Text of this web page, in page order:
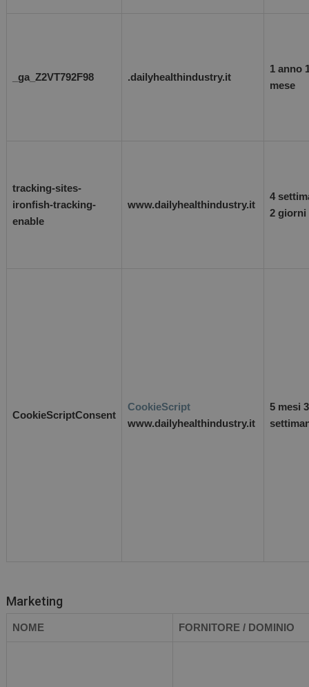
_ga_Z2VT792F98 .dailyhealthindustry.it
1 anno
mese
tracking-sites-
ironfish-tracking-
enable
www.dailyhealthindustry.it
4
2 giorni
CookieScriptConsent
CookieScript
www.dailyhealthindustry.it
5 mesi 3
Marketing
NOME FORNITORE / DOMINIO